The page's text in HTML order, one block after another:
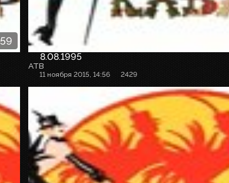
8.08.1995
АТВ
11 ноября 2015, 14:56 2429